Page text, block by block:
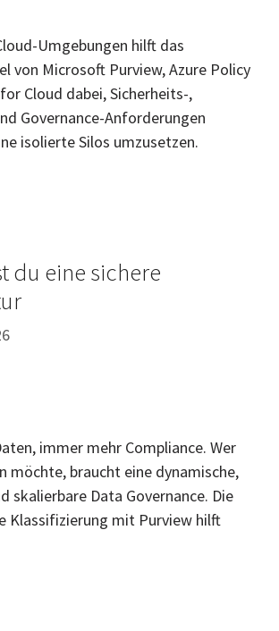
Umgebungen hilft das
von Microsoft Purview, Azure Policy
Cloud dabei, Sicherheits-,
Governance-Anforderungen
isolierte Silos umzusetzen.
du eine sichere
immer mehr Compliance. Wer
möchte, braucht eine dynamische,
skalierbare Data Governance. Die
Klassifizierung mit Purview hilft